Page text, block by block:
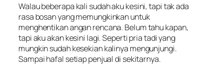
Walau beberapa kali sudah aku kesini, tapi tak ada
rasa bosan yang memungkinkan untuk
menghentikan angan rencana. Belum tahu kapan,
tapi aku akan kesini lagi. Seperti pria tadi yang
mungkin sudah kesekian kalinya mengunjungi.
Sampai hafal setiap penjual di sekitarnya.